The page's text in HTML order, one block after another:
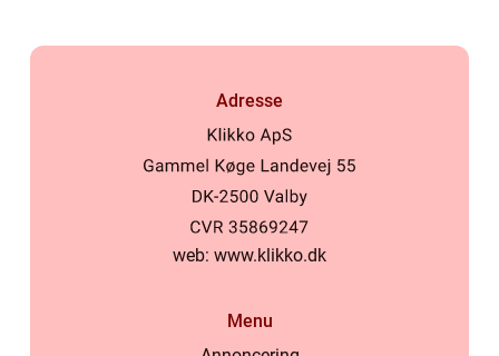
Adresse
web: www.klikko.dk
Menu